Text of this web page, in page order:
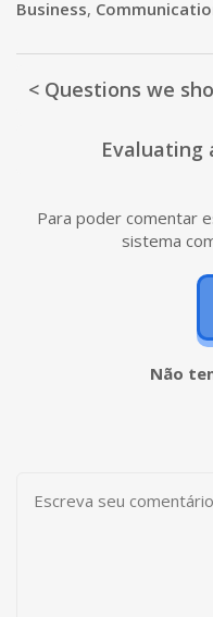
Business,
< Questions we
Evaluating
Para poder comentar
sistema
Não